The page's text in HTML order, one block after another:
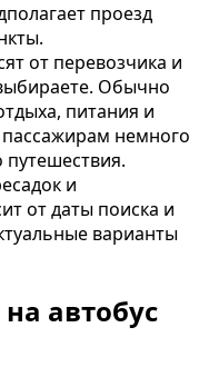
проезд
от перевозчика и
Обычно
питания и
немного
путешествия.
и
от даты поиска и
варианты
автобус